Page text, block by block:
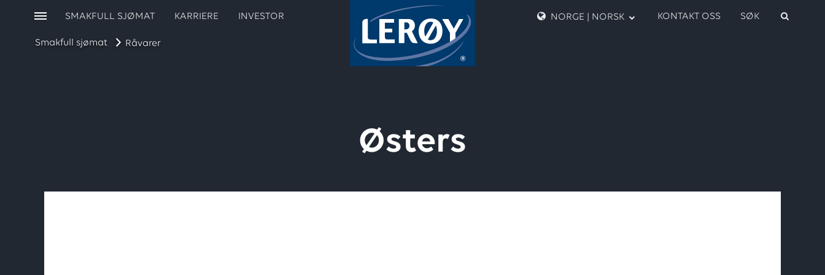
Smakfull sjømat Råvarer
SMAKFULL SJØMAT KARRIERE INVESTOR NORGE | NORSK KONTAKT OSS SØK
Østers